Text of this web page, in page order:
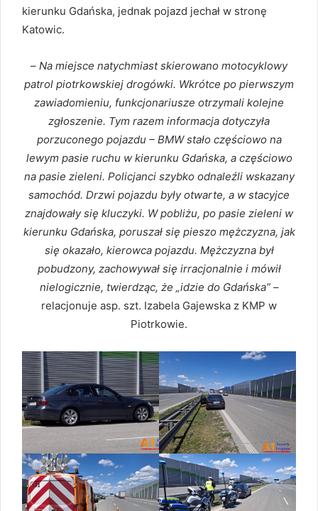
kierunku Gdańska, jednak pojazd jechał w stronę
Katowic.
– Na miejsce natychmiast skierowano motocyklowy
patrol piotrkowskiej drogówki. Wkrótce po pierwszym
zawiadomieniu, funkcjonariusze otrzymali kolejne
zgłoszenie. Tym razem informacja dotyczyła
porzuconego pojazdu – BMW stało częściowo na
lewym pasie ruchu w kierunku Gdańska, a częściowo
na pasie zieleni. Policjanci szybko odnaleźli wskazany
samochód. Drzwi pojazdu były otwarte, a w stacyjce
znajdowały się kluczyki. W pobliżu, po pasie zieleni w
kierunku Gdańska, poruszał się pieszo mężczyzna, jak
się okazało, kierowca pojazdu. Mężczyzna był
pobudzony, zachowywał się irracjonalnie i mówił
nielogicznie, twierdząc, że „idzie do Gdańska” –
relacjonuje asp. szt. Izabela Gajewska z KMP w
Piotrkowie.